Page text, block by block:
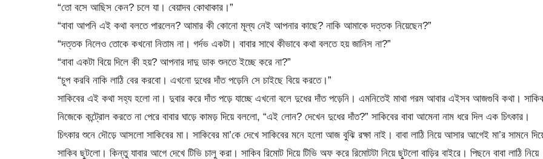
“তো বসে আছিস কেন? চলে যা। বেয়াদব কোথাকার।”
“বাবা আপনি এই কথা বলতে পারলেন? আমার কী কোনো মূল্য নেই আপনার কাছে? নাকি আমাকে দত্তক নিয়েছেন?”
“দত্তক নিলেও তোকে কখনো নিতাম না। গর্দভ একটা। বাবার সাথে কীভাবে কথা বলতে হয় জানিস না?”
“বাবা একটা বিয়ে দিলে কী হয়? আপনার দাদু ডাক শুনতে ইচ্ছে করে না?”
“চুপ করবি নাকি লাঠি বের করবো। এখনো দুধের দাঁত পড়েনি সে চাইছে বিয়ে করতে।”
সাকিবের এই কথা সহ্য হলো না। দুবার করে দাঁত পড়ে যাচ্ছে এখনো বলে দুধের দাঁত পড়েনি। এমনিতেই মাথা গরম আবার এইসব আজগুবি কথা। সাকিব
নিজেকে কন্ট্রোল করতে না পেরে বাবার ঘাড়ে কামড় দিয়ে বললো, “এই লোন? দেখেন দুধের দাঁত?” সাকিবের বাবা আমেনা নাম ধরে দিল এক চিৎকার।
চিৎকার শুনে দৌড়ে আসলো সাকিবের মা। সাকিবের মা’কে দেখে সাকিবের মনে হলো আজ বুঝি রক্ষা নাই। বাবা লাঠি নিয়ে আসার আগেই মা’র সামনে
সাকিব ছুটলো। কিন্তু যাবার আগে দেখে টিভি চালু করা। সাকিব রিমোট দিয়ে টিভি অফ করে রিমোটটা নিয়ে ছুটলো বাড়ির বাইরে। পিছনে বাবা লাঠি নিয়ে